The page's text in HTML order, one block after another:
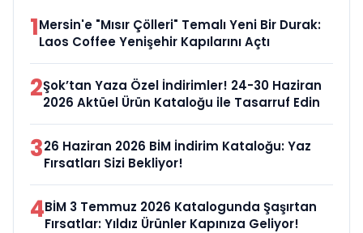
1Mersin'e "Mısır Çölleri" Temalı Yeni Bir Durak:
Laos Coffee Yenişehir Kapılarını Açtı
2Şok’tan Yaza Özel İndirimler! 24-30 Haziran
2026 Aktüel Ürün Kataloğu ile Tasarruf Edin
326 Haziran 2026 BİM İndirim Kataloğu: Yaz
Fırsatları Sizi Bekliyor!
4BİM 3 Temmuz 2026 Katalogunda Şaşırtan
Fırsatlar: Yıldız Ürünler Kapınıza Geliyor!